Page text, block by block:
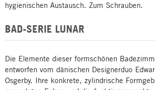
hygienischen Austausch. Zum Schrauben.
BAD-SERIE LUNAR
Die Elemente dieser formschönen
entworfen vom dänischen Designerduo
Osgerby. Ihre konkrete, zylindrische